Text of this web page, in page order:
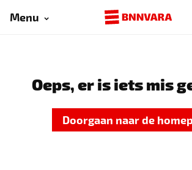
Menu
Oeps, er is iets mis
Doorgaan naar de